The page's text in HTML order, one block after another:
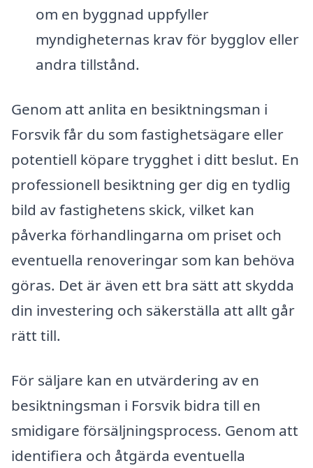
om en byggnad uppfyller
myndigheternas krav för bygglov eller
andra tillstånd.
Genom att anlita en besiktningsman i
Forsvik får du som fastighetsägare eller
potentiell köpare trygghet i ditt beslut. En
professionell besiktning ger dig en tydlig
bild av fastighetens skick, vilket kan
påverka förhandlingarna om priset och
eventuella renoveringar som kan behöva
göras. Det är även ett bra sätt att skydda
din investering och säkerställa att allt går
rätt till.
För säljare kan en utvärdering av en
besiktningsman i Forsvik bidra till en
smidigare försäljningsprocess. Genom att
identifiera och åtgärda eventuella